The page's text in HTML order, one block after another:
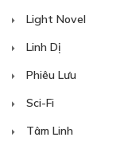
Light Novel
Linh Dị
Phiêu Lưu
Sci-Fi
Tâm Linh